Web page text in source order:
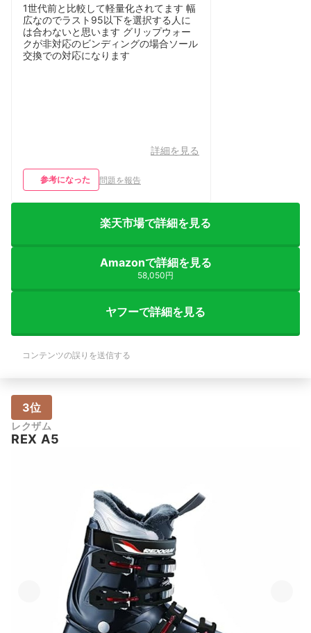
1世代前と比較して軽量化されてます 幅
広なのでラスト95以下を選択する人に
は合わないと思います グリップウォー
クが非対応のビンディングの場合ソール
交換での対応になります
詳細を見る
参考になった 問題を報告
楽天市場で詳細を見る
Amazonで詳細を見る
58,050円
ヤフーで詳細を見る
コンテンツの誤りを送信する
3位
レクザム
REX A5